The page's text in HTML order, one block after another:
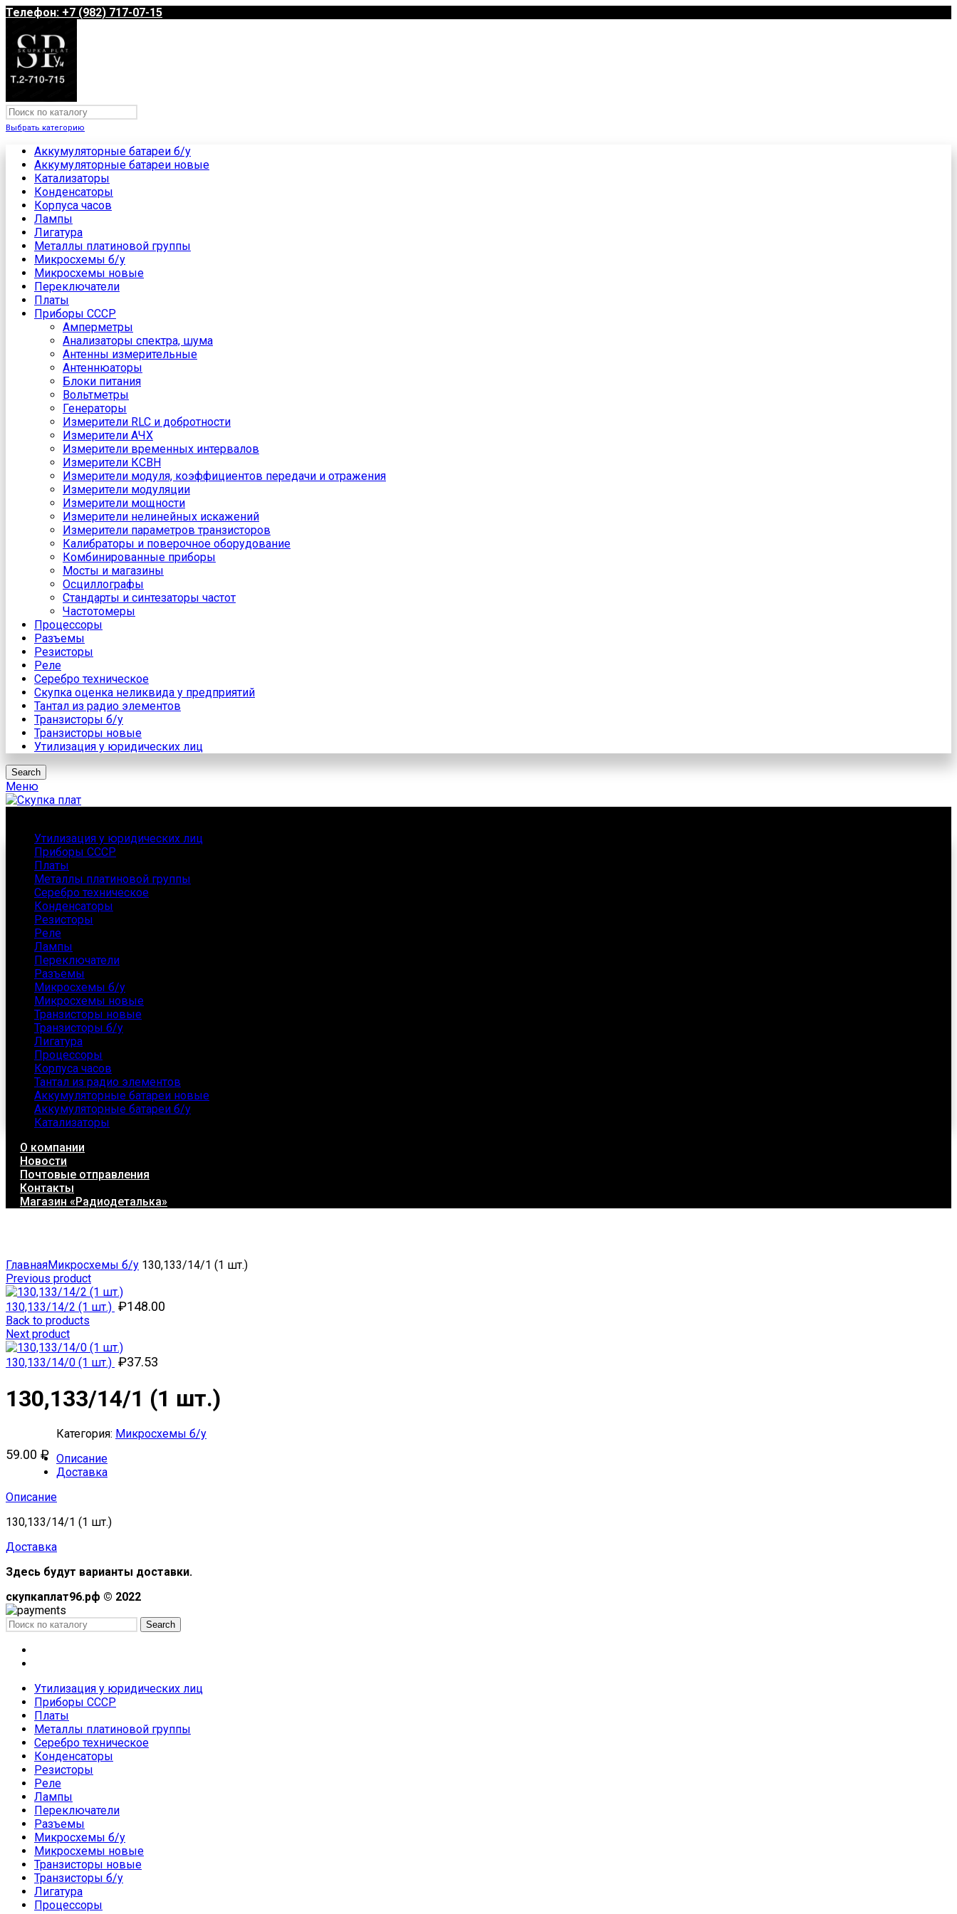
Телефон: +7 (982) 717-07-15
Выбрать категорию
Аккумуляторные батареи б/у
Аккумуляторные батареи новые
Катализаторы
Конденсаторы
Корпуса часов
Лампы
Лигатура
Металлы платиновой группы
Микросхемы б/у
Микросхемы новые
Переключатели
Платы
Приборы СССР
Амперметры
Анализаторы спектра, шума
Антенны измерительные
Антеннюаторы
Блоки питания
Вольтметры
Генераторы
Измерители RLC и добротности
Измерители АЧХ
Измерители временных интервалов
Измерители КСВН
Измерители модуля, коэффициентов передачи и отражения
Измерители модуляции
Измерители мощности
Измерители нелинейных искажений
Измерители параметров транзисторов
Калибраторы и поверочное оборудование
Комбинированные приборы
Мосты и магазины
Осциллографы
Стандарты и синтезаторы частот
Частотомеры
Процессоры
Разъемы
Резисторы
Реле
Серебро техническое
Скупка оценка неликвида у предприятий
Тантал из радио элементов
Транзисторы б/у
Транзисторы новые
Утилизация у юридических лиц
Search
Меню
Утилизация у юридических лиц
Приборы СССР
Платы
Металлы платиновой группы
Серебро техническое
Конденсаторы
Резисторы
Реле
Лампы
Переключатели
Разъемы
Микросхемы б/у
Микросхемы новые
Транзисторы новые
Транзисторы б/у
Лигатура
Процессоры
Корпуса часов
Тантал из радио элементов
Аккумуляторные батареи новые
Аккумуляторные батареи б/у
Катализаторы
О компании
Новости
Почтовые отправления
Контакты
Магазин «Радиодеталька»
ГлавнаяМикросхемы б/у 130,133/14/1 (1 шт.)
Previous product
130,133/14/2 (1 шт.) ₽148.00
Back to products
Next product
130,133/14/0 (1 шт.) ₽37.53
130,133/14/1 (1 шт.)
₽
59.00
Категория: Микросхемы б/у
Описание
Доставка
Описание
130,133/14/1 (1 шт.)
Доставка
Здесь будут варианты доставки.
скупкаплат96.рф © 2022
Search
Утилизация у юридических лиц
Приборы СССР
Платы
Металлы платиновой группы
Серебро техническое
Конденсаторы
Резисторы
Реле
Лампы
Переключатели
Разъемы
Микросхемы б/у
Микросхемы новые
Транзисторы новые
Транзисторы б/у
Лигатура
Процессоры